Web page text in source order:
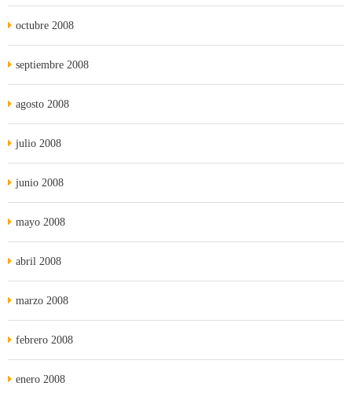
octubre 2008
septiembre 2008
agosto 2008
julio 2008
junio 2008
mayo 2008
abril 2008
marzo 2008
febrero 2008
enero 2008